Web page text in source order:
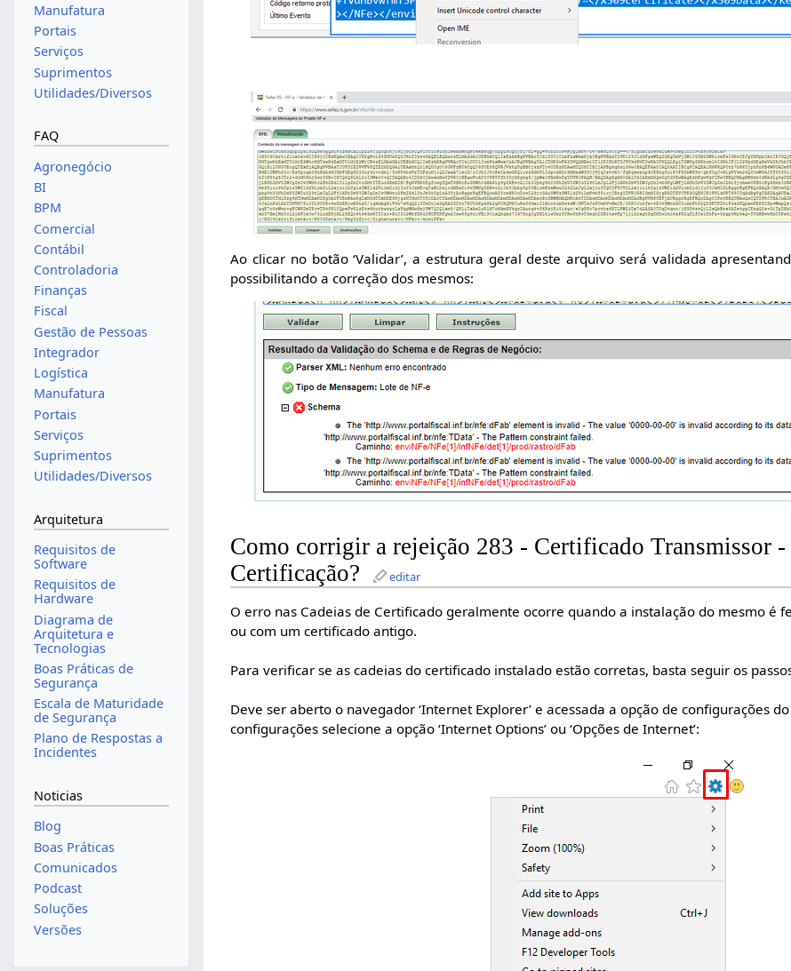
Ao clicar no botão ‘Validar’, a estrutura geral deste arquivo será validada
possibilitando a correção dos mesmos:
Como corrigir a rejeição 283 - Certificado Transmissor -
Certificação?
editar
O erro nas Cadeias de Certificado geralmente ocorre quando a instalação do mesmo é
ou com um certificado antigo.
Para verificar se as cadeias do certificado instalado estão corretas, basta seguir os
Deve ser aberto o navegador ‘Internet Explorer’ e acessada a opção de configurações
configurações selecione a opção ‘Internet Options’ ou ‘Opções de Internet’:
Manufatura
Portais
Serviços
Suprimentos
Utilidades/Diversos
FAQ
Agronegócio
BI
BPM
Comercial
Contábil
Controladoria
Finanças
Fiscal
Gestão de Pessoas
Integrador
Logística
Manufatura
Portais
Serviços
Suprimentos
Utilidades/Diversos
Arquitetura
Requisitos de
Software
Requisitos de
Hardware
Diagrama de
Arquitetura e
Tecnologias
Boas Práticas de
Segurança
Escala de Maturidade
de Segurança
Plano de Respostas a
Incidentes
Noticias
Blog
Boas Práticas
Comunicados
Podcast
Soluções
Versões